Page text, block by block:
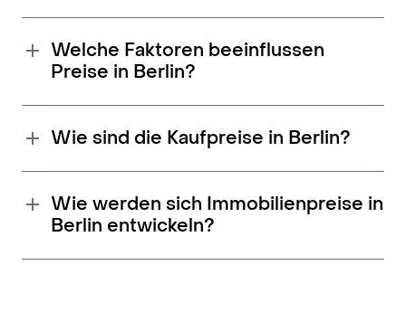
Welche Faktoren beeinflussen
Preise in Berlin?
Wie sind die Kaufpreise in Berlin?
Wie werden sich Immobilienpreise in
Berlin entwickeln?